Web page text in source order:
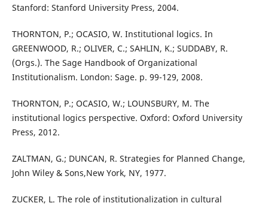
Stanford: Stanford University Press, 2004.
THORNTON, P.; OCASIO, W. Institutional logics. In
GREENWOOD, R.; OLIVER, C.; SAHLIN, K.; SUDDABY, R.
(Orgs.). The Sage Handbook of Organizational
Institutionalism. London: Sage. p. 99-129, 2008.
THORNTON, P.; OCASIO, W.; LOUNSBURY, M. The
institutional logics perspective. Oxford: Oxford University
Press, 2012.
ZALTMAN, G.; DUNCAN, R. Strategies for Planned Change,
John Wiley & Sons,New York, NY, 1977.
ZUCKER, L. The role of institutionalization in cultural